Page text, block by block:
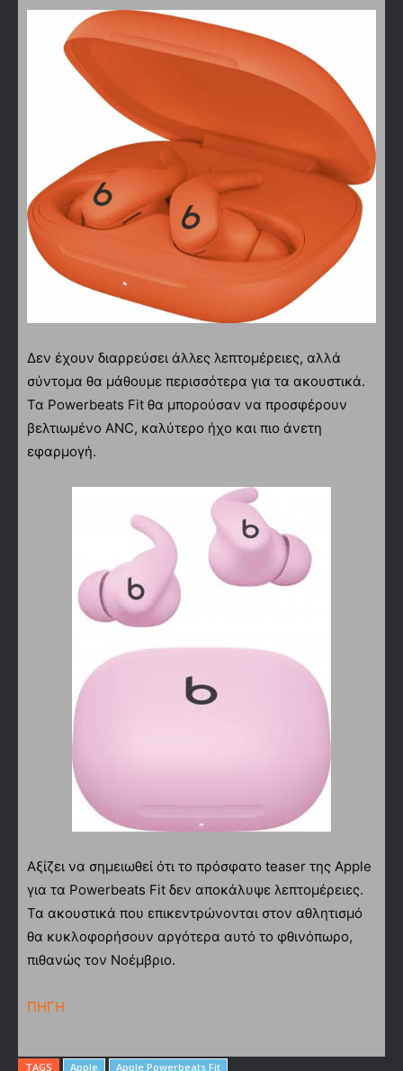
Δεν έχουν διαρρεύσει άλλες λεπτομέρειες, αλλά
σύντομα θα μάθουμε περισσότερα για τα ακουστικά.
Τα Powerbeats Fit θα μπορούσαν να προσφέρουν
βελτιωμένο ANC, καλύτερο ήχο και πιο άνετη
εφαρμογή.
Αξίζει να σημειωθεί ότι το πρόσφατο teaser της Apple
για τα Powerbeats Fit δεν αποκάλυψε λεπτομέρειες.
Τα ακουστικά που επικεντρώνονται στον αθλητισμό
θα κυκλοφορήσουν αργότερα αυτό το φθινόπωρο,
πιθανώς τον Νοέμβριο.
ΠΗΓΗ
TAGS Apple Apple Powerbeats Fit